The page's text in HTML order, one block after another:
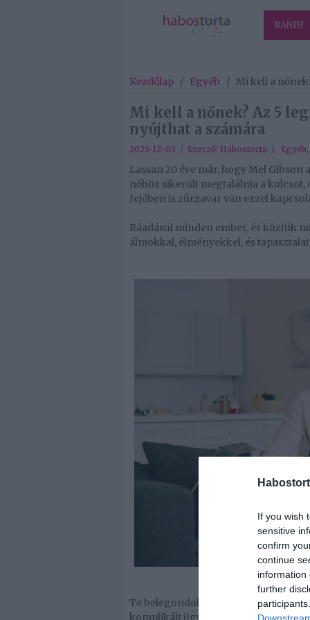
If you wish
sensitive
confirm
continue
information
further
RANDI
Kezdőlap / Egyéb / Mi kell a
Mi kell a nőnek? Az 5
nyújthat a számára
2025-12-05 / Szerző: Habostorta / Egyéb,
Lassan 20 éve már, hogy Mel
nőhöz sikerült megtalálnia a
fejében is zűrzavar van ezzel
Ráadásul minden ember, és köztük
álmokkal, élményekkel, és
Te belegondoltál már, hogy nőként
komplikált ügy, pedig a látszat